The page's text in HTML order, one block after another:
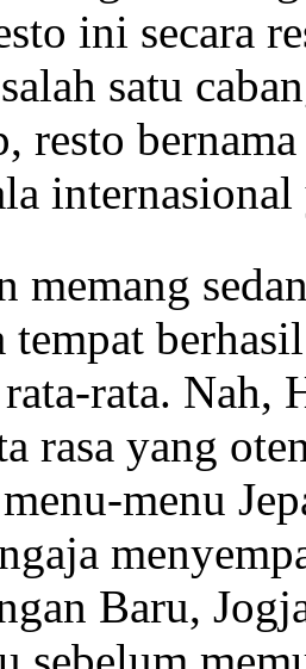
ini secara
satu
resto
memang
tempat
rata. Nah,
rasa yang
menu
Baru,